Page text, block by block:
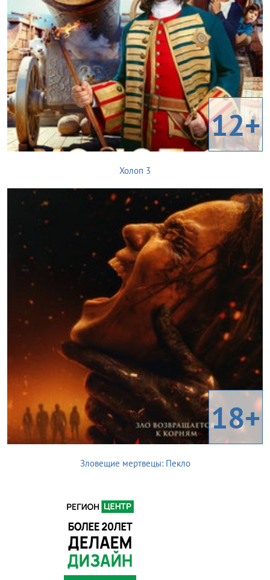
12+
Холоп 3
18+
Зловещие мертвецы: Пекло